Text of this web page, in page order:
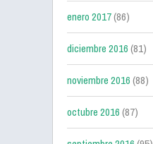
enero 2017(86)
diciembre 2016(81)
noviembre 2016(88)
octubre 2016(87)